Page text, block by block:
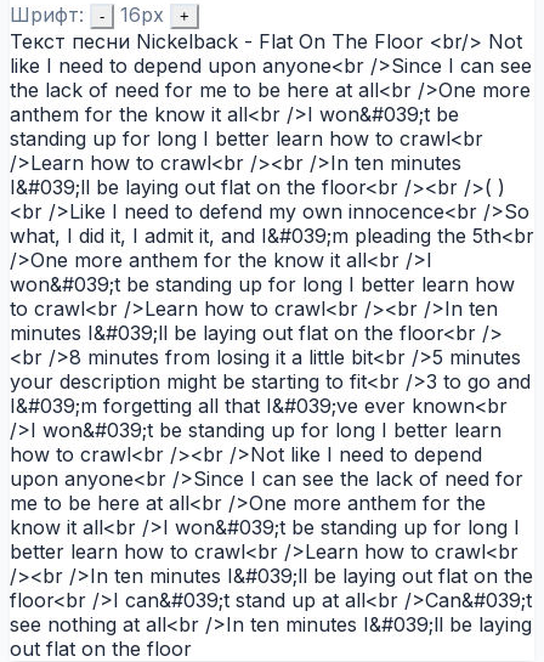
Шрифт: - 16px +
Текст песни Nickelback - Flat On The Floor <br/> Not
like I need to depend upon anyone<br />Since I can see
the lack of need for me to be here at all<br />One more
anthem for the know it all<br />I won&#039;t be
standing up for long I better learn how to crawl<br
/>Learn how to crawl<br /><br />In ten minutes
I&#039;ll be laying out flat on the floor<br /><br />( )
<br />Like I need to defend my own innocence<br />So
what, I did it, I admit it, and I&#039;m pleading the 5th<br
/>One more anthem for the know it all<br />I
won&#039;t be standing up for long I better learn how
to crawl<br />Learn how to crawl<br /><br />In ten
minutes I&#039;ll be laying out flat on the floor<br />
<br />8 minutes from losing it a little bit<br />5 minutes
your description might be starting to fit<br />3 to go and
I&#039;m forgetting all that I&#039;ve ever known<br
/>I won&#039;t be standing up for long I better learn
how to crawl<br /><br />Not like I need to depend
upon anyone<br />Since I can see the lack of need for
me to be here at all<br />One more anthem for the
know it all<br />I won&#039;t be standing up for long I
better learn how to crawl<br />Learn how to crawl<br
/><br />In ten minutes I&#039;ll be laying out flat on the
floor<br />I can&#039;t stand up at all<br />Can&#039;t
see nothing at all<br />In ten minutes I&#039;ll be laying
out flat on the floor